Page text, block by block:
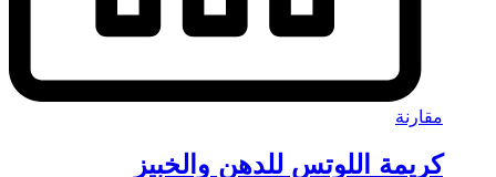
مقارنة
كريمة اللوتس للدهن والخبيز